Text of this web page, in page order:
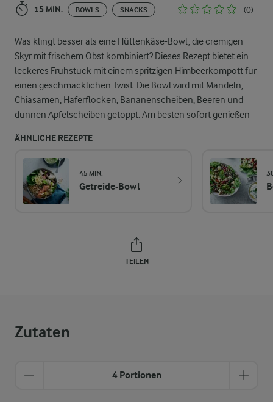
15 MIN. BOWLS SNACKS (0)
Was klingt besser als eine Hüttenkäse-Bowl, die cremigen
Skyr mit frischem Obst kombiniert? Dieses Rezept bietet ein
leckeres Frühstück mit einem spritzigen Himbeerkompott für
einen geschmacklichen Twist. Die Bowl wird mit Mandeln,
Chiasamen, Haferflocken, Bananenscheiben, Beeren und
dünnen Apfelscheiben getoppt. Am besten sofort genießen
ÄHNLICHE REZEPTE
45 MIN.
Getreide-Bowl
TEILEN
Zutaten
4 Portionen